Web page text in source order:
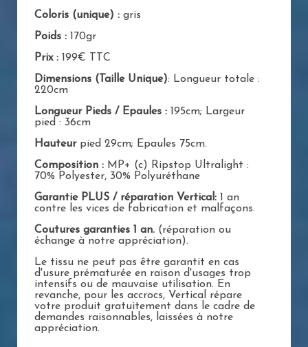
Coloris (unique) : gris
Poids : 170gr
Prix : 199€ TTC
Dimensions (Taille Unique): Longueur totale :
220cm
Longueur Pieds / Epaules : 195cm; Largeur
pied : 36cm
Hauteurpied 29cm; Epaules 75cm.
Composition : MP+ (c) Ripstop Ultralight :
70% Polyester, 30% Polyuréthane
Garantie PLUS / réparation Vertical: 1 an
contre les vices de fabrication et malfaçons.
Coutures garanties 1 an. (réparation ou
échange à notre appréciation).
Le tissu ne peut pas être garantit en cas
d'usure prématurée en raison d'usages trop
intensifs ou de mauvaise utilisation. En
revanche, pour les accrocs, Vertical répare
votre produit gratuitement dans le cadre de
demandes raisonnables, laissées à notre
appréciation.